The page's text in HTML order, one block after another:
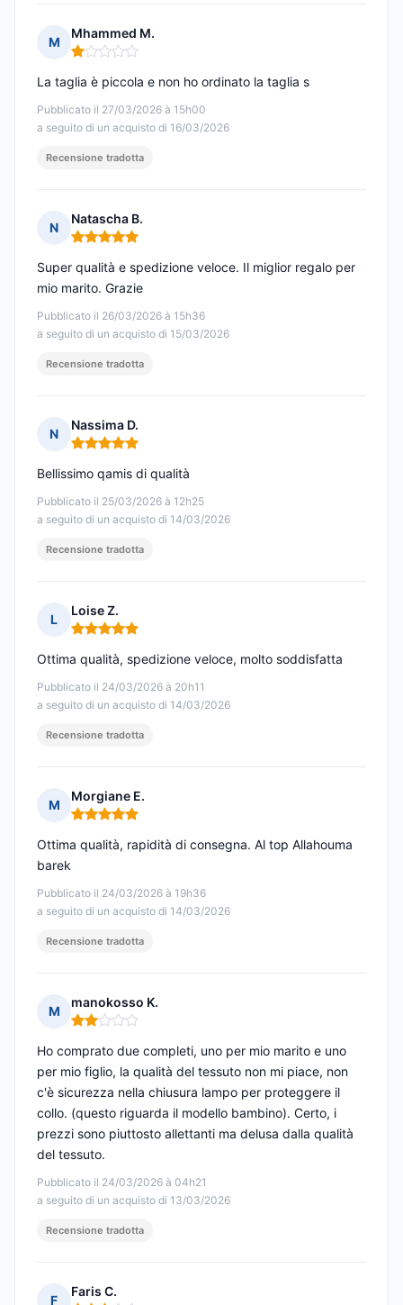
M
Mhammed M.
Nota: 1 su 5
Pubblicato il 27/03/2026 à 15h00
a seguito di un acquisto di 16/03/2026
La taglia è piccola e non ho ordinato la taglia s
Recensione tradotta
N
Natascha B.
Nota: 5 su 5
Pubblicato il 26/03/2026 à 15h36
a seguito di un acquisto di 15/03/2026
Super qualità e spedizione veloce. Il miglior regalo per
mio marito. Grazie
Recensione tradotta
N
Nassima D.
Nota: 5 su 5
Pubblicato il 25/03/2026 à 12h25
a seguito di un acquisto di 14/03/2026
Bellissimo qamis di qualità
Recensione tradotta
L
Loise Z.
Nota: 5 su 5
Pubblicato il 24/03/2026 à 20h11
a seguito di un acquisto di 14/03/2026
Ottima qualità, spedizione veloce, molto soddisfatta
Recensione tradotta
M
Morgiane E.
Nota: 5 su 5
Pubblicato il 24/03/2026 à 19h36
a seguito di un acquisto di 14/03/2026
Ottima qualità, rapidità di consegna. Al top Allahouma
barek
Recensione tradotta
M
manokosso K.
Nota: 2 su 5
Pubblicato il 24/03/2026 à 04h21
a seguito di un acquisto di 13/03/2026
Ho comprato due completi, uno per mio marito e uno
per mio figlio, la qualità del tessuto non mi piace, non
c'è sicurezza nella chiusura lampo per proteggere il
collo. (questo riguarda il modello bambino). Certo, i
prezzi sono piuttosto allettanti ma delusa dalla qualità
del tessuto.
Recensione tradotta
F
Faris C.